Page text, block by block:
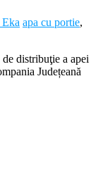
apa cu portie,
distribuţie a apei
Județeană